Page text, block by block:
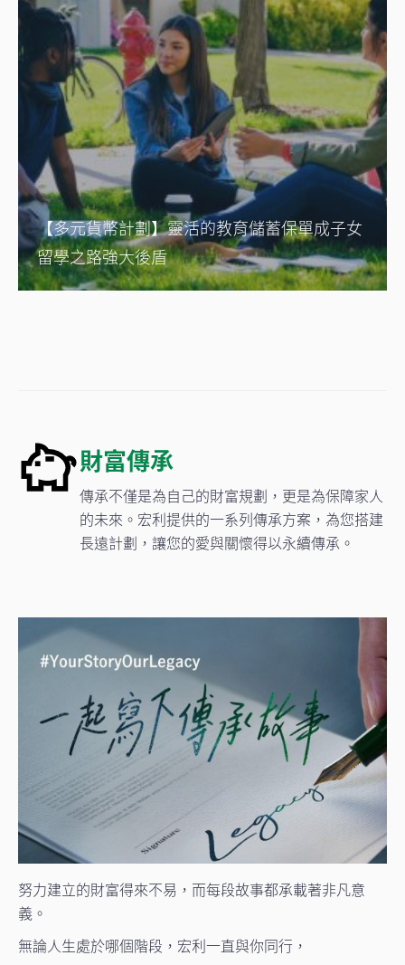
【多元貨幣計劃】靈活的教育儲蓄保單成子女
留學之路強大後盾
財富傳承
傳承不僅是為自己的財富規劃，更是為保障家人
的未來。宏利提供的一系列傳承方案，為您搭建
長遠計劃，讓您的愛與關懷得以永續傳承。
努力建立的財富得來不易，而每段故事都承載著非凡意
義。
無論人生處於哪個階段，宏利一直與你同行，